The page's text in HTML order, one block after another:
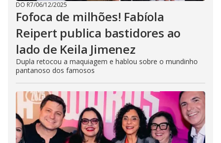
DO R7/06/12/2025
Fofoca de milhões! Fabíola
Reipert publica bastidores ao
lado de Keila Jimenez
Dupla retocou a maquiagem e hablou sobre o mundinho
pantanoso dos famosos